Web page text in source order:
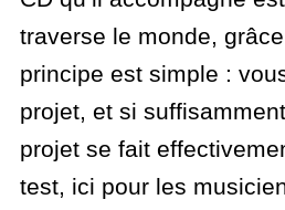
traverse le monde,
principe est simple :
projet, et si
projet se fait
test, ici pour les